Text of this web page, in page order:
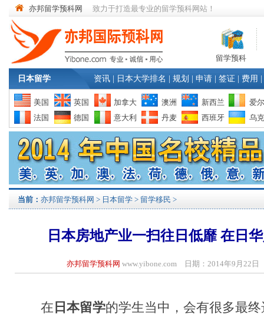
亦邦留学预科网 致力于打造最专业的留学预科网站！
留学预科
日本留学 资讯 日本大学排名 规划 申请 签证 费用
美国 英国 加拿大 澳洲 新西兰
爱
法国
德国 意大利 丹麦 西班牙 乌
当前： 亦邦留学预科网 > 日本留学 > 留学移民 >
日本房地产业一扫往日低靡 在日
亦邦留学预科网 www.yibone.com 日期：2014年9月22
在 日本留学的学生当中，会有很多最